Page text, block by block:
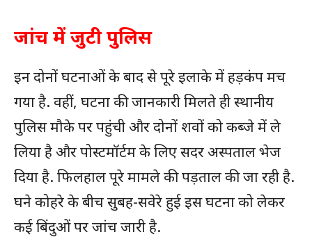
जांच में जुटी पुलिस
इन दोनों घटनाओं के बाद से पूरे इलाके में हड़कंप मच
गया है. वहीं, घटना की जानकारी मिलते ही स्थानीय
पुलिस मौके पर पहुंची और दोनों शवों को कब्जे में ले
लिया है और पोस्टमॉर्टम के लिए सदर अस्पताल भेज
दिया है. फिलहाल पूरे मामले की पड़ताल की जा रही है.
घने कोहरे के बीच सुबह-सवेरे हुई इस घटना को लेकर
कई बिंदुओं पर जांच जारी है.